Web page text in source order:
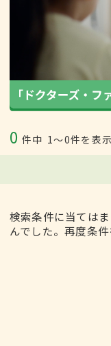
0 件中 1〜0件を表示
検索条件に当ては
んでした。再度条